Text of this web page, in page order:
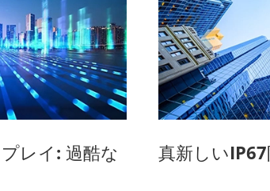
レイ: 過酷な
真新しい